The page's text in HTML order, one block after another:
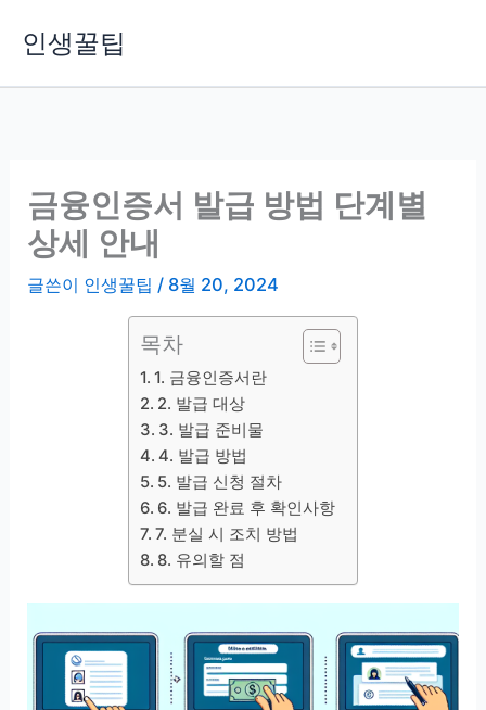
인생꿀팁
금융인증서 발급 방법 단계별
상세 안내
글쓴이 인생꿀팁 / 8월 20, 2024
목차
1. 금융인증서란
2. 발급 대상
3. 발급 준비물
4. 발급 방법
5. 발급 신청 절차
6. 발급 완료 후 확인사항
7. 분실 시 조치 방법
8. 유의할 점